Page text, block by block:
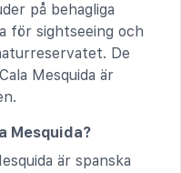
på behagliga
för sightseeing och
De
Mesquida är
Mesquida?
är spanska